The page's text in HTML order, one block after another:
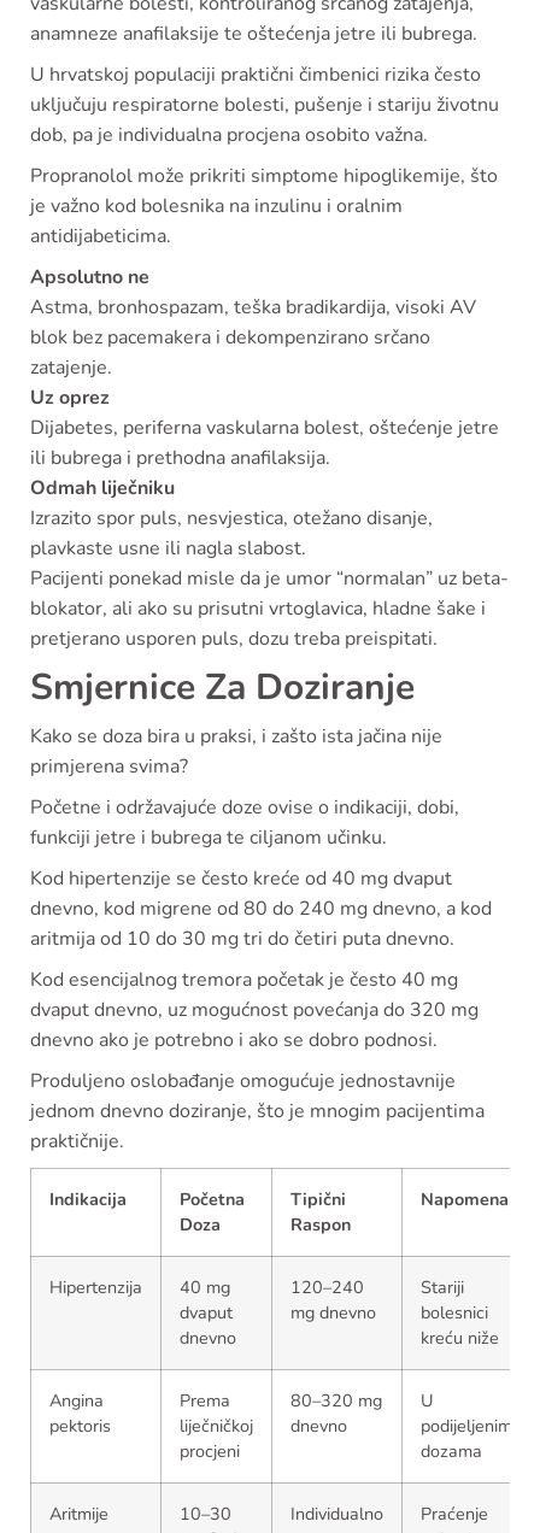
anamneze anafilaksije te oštećenja jetre ili bubrega.
U hrvatskoj populaciji praktični čimbenici rizika često
uključuju respiratorne bolesti, pušenje i stariju životnu
dob, pa je individualna procjena osobito važna.
Propranolol može prikriti simptome hipoglikemije, što
je važno kod bolesnika na inzulinu i oralnim
antidijabeticima.
Apsolutno ne
Astma, bronhospazam, teška bradikardija, visoki AV
blok bez pacemakera i dekompenzirano srčano
zatajenje.
Uz oprez
Dijabetes, periferna vaskularna bolest, oštećenje jetre
ili bubrega i prethodna anafilaksija.
Odmah liječniku
Izrazito spor puls, nesvjestica, otežano disanje,
plavkaste usne ili nagla slabost.
Pacijenti ponekad misle da je umor “normalan” uz beta-
blokator, ali ako su prisutni vrtoglavica, hladne šake i
pretjerano usporen puls, dozu treba preispitati.
Smjernice Za Doziranje
Kako se doza bira u praksi, i zašto ista jačina nije
primjerena svima?
Početne i održavajuće doze ovise o indikaciji, dobi,
funkciji jetre i bubrega te ciljanom učinku.
Kod hipertenzije se često kreće od 40 mg dvaput
dnevno, kod migrene od 80 do 240 mg dnevno, a kod
aritmija od 10 do 30 mg tri do četiri puta dnevno.
Kod esencijalnog tremora početak je često 40 mg
dvaput dnevno, uz mogućnost povećanja do 320 mg
dnevno ako je potrebno i ako se dobro podnosi.
Produljeno oslobađanje omogućuje jednostavnije
jednom dnevno doziranje, što je mnogim pacijentima
praktičnije.
Indikacija
Početna
Doza
Tipični
Raspon
Napomena
Hipertenzija
40 mg
dvaput
dnevno
120–240
mg dnevno
Stariji
bolesnici
kreću niže
Angina
pektoris
Prema
liječničkoj
procjeni
80–320 mg
dnevno
U
podijeljenim
dozama
Aritmije
10–30
Individualno
Praćenje